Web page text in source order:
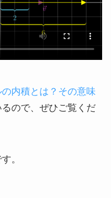
内積とは？その意味
ので、ぜひご覧くだ
。